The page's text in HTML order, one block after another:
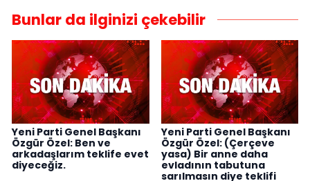
Bunlar da ilginizi çekebilir
Yeni Parti Genel Başkanı
Özgür Özel: Ben ve
arkadaşlarım teklife evet
diyeceğiz.
Yeni Parti Genel Başkanı
Özgür Özel: (Çerçeve
yasa) Bir anne daha
evladının tabutuna
sarılmasın diye teklifi